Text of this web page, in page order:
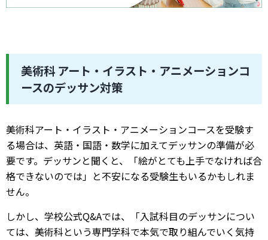
美術科 アート・イラスト・アニメーションコ
ースのデッサン対策
美術科アート・イラスト・アニメーションコースを受験す
る場合は、英語・国語・数学に加えてデッサンの準備が必
要です。デッサンと聞くと、「絵がとても上手でなければ合
格できないのでは」と不安になる受験生もいるかもしれま
せん。
しかし、学校公式Q&Aでは、「入試科目のデッサンについ
ては、美術科という専門学科で本気で取り組んでいく気持